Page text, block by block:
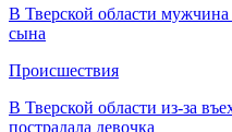
В Тверской области мужчина
сына
Происшествия
В Тверской области из-за
пострадала девочка